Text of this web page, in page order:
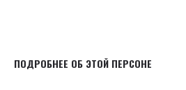
ПОДРОБНЕЕ ОБ ЭТОЙ ПЕРСОНЕ